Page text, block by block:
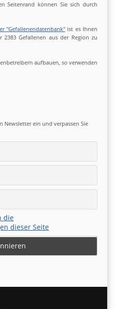
Seitenrand können Sie sich durch
"Gefallenendatenbank" ist es Ihnen
2383 Gefallenen aus der Region zu
aufbauen, so verwenden
Newsletter ein und verpassen Sie
die
dieser Seite